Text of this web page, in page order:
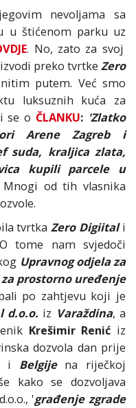
nevoljama sa
u štićenom parku uz
. No, zato za svoj
preko tvrtke Zero
putem. Već smo
luksuznih kuća za
se o ČLANKU: 'Zlatko
Arene Zagreb i
suda, kraljica zlata,
kupili parcele u
Mnogi od tih vlasnika
tvrtkaZero Digiitali
tome nam svjedoči
Upravnog odjelaza
prostorno uređenje
po zahtjevu koji je
d.o.o. iz Varaždina, a
Krešimir Renić iz
dozvola dan prije
i Belgije na riječkoj
kako se dozvoljava
'građenje zgrade